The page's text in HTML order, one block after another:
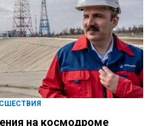
на космодроме